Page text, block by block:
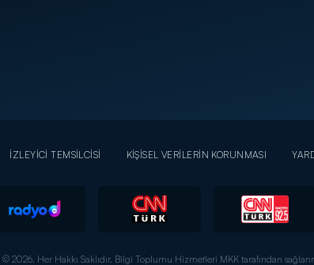
İZLEYİCİ TEMSİLCİSİ KİŞİSEL VERİLERİN KORUNMASI
2026. Her Hakkı Saklıdır. Bilgi Toplumu Hizmetleri MKK tarafından